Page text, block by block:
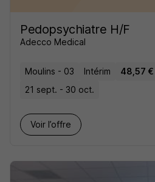
Pedopsychiatre H/F
Adecco Medical
Moulins - 03 Intérim
48,57
21 sept. - 30 oct.
Voir l’offre